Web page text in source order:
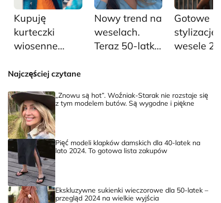
Kupuję
kurteczki
wiosenne
wyprzedaży
głowy na kilka
sezonów
Nowy trend na
weselach.
Teraz 50-latki
komplety
Gotowe
stylizacje
wesele
Najczęściej czytane
„Znowu są hot”. Woźniak-Starak nie rozstaje się
z tym modelem butów. Są wygodne i piękne
Pięć modeli klapków damskich dla 40-latek na
lato 2024. To gotowa lista zakupów
Ekskluzywne sukienki wieczorowe dla 50-latek –
przegląd 2024 na wielkie wyjścia